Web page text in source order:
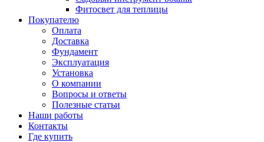
Фитосвет для теплицы
Покупателю
Оплата
Доставка
Фундамент
Эксплуатация
Установка
О компании
Вопросы и ответы
Полезные статьи
Наши работы
Контакты
Где купить